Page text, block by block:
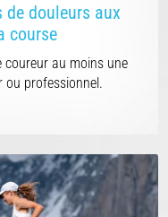
de douleurs aux
course
coureur au moins une
professionnel.